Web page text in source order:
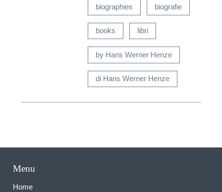
biographies biografie
books libri
by Hans Werner Henze
di Hans Werner Henze
Menu
Home